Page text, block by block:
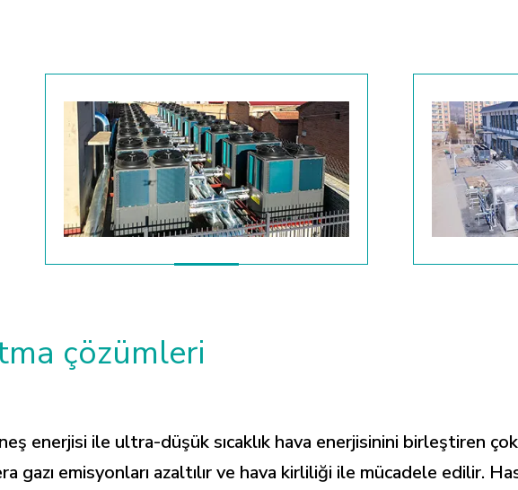
çözümleri
enerjisi ile ultra-düşük sıcaklık hava enerjisinini birleştiren
gazı emisyonları azaltılır ve hava kirliliği ile mücadele edilir.